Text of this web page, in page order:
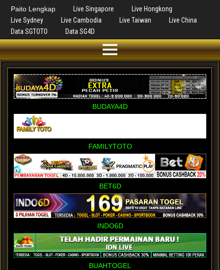
Paito Lengkap Live Singapore
Live Hongkong
Live Sydney
Live Cambodia Live Taiwan
Live China
Data SGTOTO
Data SG4D
BUDAYA4D
FAMILYTOTO
BET6D
INDO6D
BUAHTOGEL